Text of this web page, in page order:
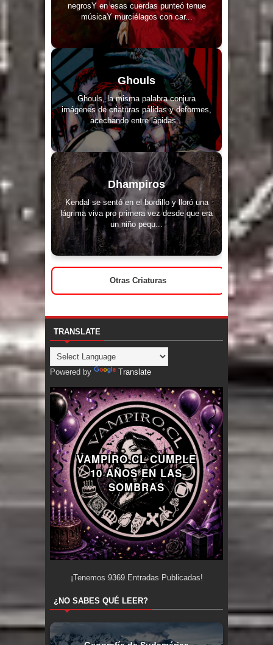
negrosY en esas cuerdas punteó tenue
músicaY murciélagos con car...
Ghouls
Ghouls, la misma palabra conjura
imágenes de criaturas pálidas y deformes,
acechando entre lápidas...
Dhampiros
Kendal se sentó en el bordillo y lloró una
lágrima viva pro primera vez desde que era
un niño pequ...
Otras Criaturas
TRANSLATE
Powered by Translate
VAMPIRO.CL CUMPLE
10 AÑOS EN LAS
SOMBRAS
¡Tenemos 9369Entradas Publicadas!
¿NO SABES QUÉ LEER?